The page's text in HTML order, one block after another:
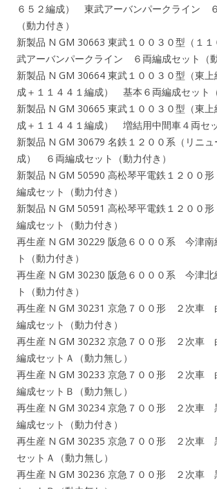
６５２編成） 東武アーバンパークライン
（動力付き）
新製品 N GM 30663 東武１００３０型（１
武アーバンパークライン ６両編成セット（動
新製品 N GM 30664 東武１００３０型（東
成＋１１４４１編成） 基本６両編成セット（
新製品 N GM 30665 東武１００３０型（東
成＋１１４４１編成） 増結用中間車４両セ
新製品 N GM 30679 名鉄１２００系（リニ
成） ６両編成セット（動力付き）
新製品 N GM 50590 高松琴平電鉄１２００
編成セット（動力付き）
新製品 N GM 50591 高松琴平電鉄１２００
編成セット（動力付き）
再生産 N GM 30229 阪急６０００系 今津
ト（動力付き）
再生産 N GM 30230 阪急６０００系 今津
ト（動力付き）
再生産 N GM 30231 京急７００形 ２次車
編成セット（動力付き）
再生産 N GM 30232 京急７００形 ２次車
編成セットＡ（動力無し）
再生産 N GM 30233 京急７００形 ２次車
編成セットＢ（動力無し）
再生産 N GM 30234 京急７００形 ２次車
編成セット（動力付き）
再生産 N GM 30235 京急７００形 ２次車
セットＡ（動力無し）
再生産 N GM 30236 京急７００形 ２次車